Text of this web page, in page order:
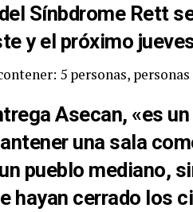
Sínbdrome Rett
y el próximo
Asecan, «es
una sala
pueblo mediano,
hayan cerrado los